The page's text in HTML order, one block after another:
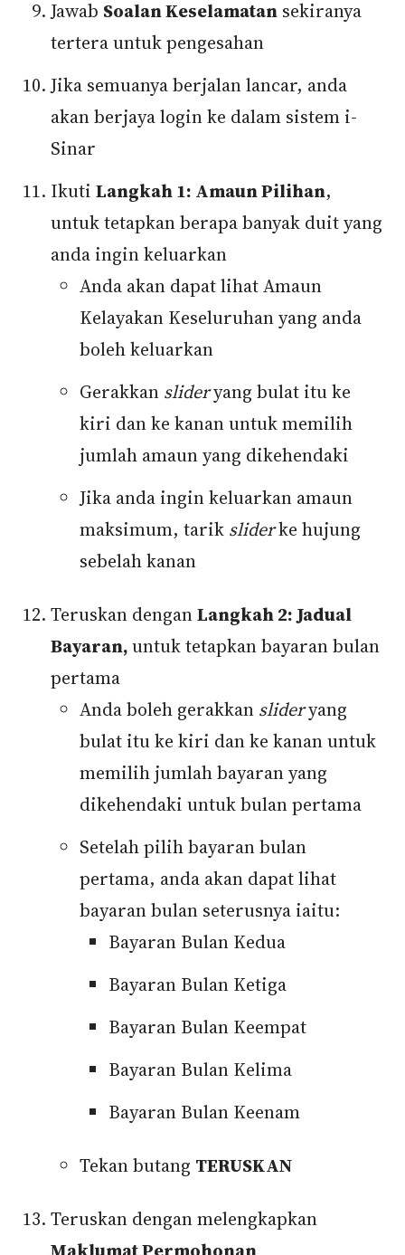
Jawab Soalan Keselamatan sekiranya
tertera untuk pengesahan
Jika semuanya berjalan lancar, anda
akan berjaya login ke dalam sistem i-
Sinar
Ikuti Langkah 1: Amaun Pilihan,
untuk tetapkan berapa banyak duit yang
anda ingin keluarkan
Anda akan dapat lihat Amaun
Kelayakan Keseluruhan yang anda
boleh keluarkan
Gerakkan slideryang bulat itu ke
kiri dan ke kanan untuk memilih
jumlah amaun yang dikehendaki
Jika anda ingin keluarkan amaun
maksimum, tarik sliderke hujung
sebelah kanan
Teruskan denganLangkah 2: Jadual
Bayaran,untuk tetapkan bayaran bulan
pertama
Anda boleh gerakkan slideryang
bulat itu ke kiri dan ke kanan untuk
memilih jumlah bayaran yang
dikehendaki untuk bulan pertama
Setelah pilih bayaran bulan
pertama, anda akan dapat lihat
bayaran bulan seterusnya iaitu:
Bayaran Bulan Kedua
Bayaran Bulan Ketiga
Bayaran Bulan Keempat
Bayaran Bulan Kelima
Bayaran Bulan Keenam
Tekan butang TERUSKAN
Teruskan dengan melengkapkan